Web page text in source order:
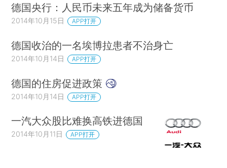
德国央行：人民币未来五年成为储备货币
2014年10月15日 APP打开
德国收治的一名埃博拉患者不治身亡
2014年10月14日 APP打开
德国的住房促进政策
2014年10月14日 APP打开
一汽大众股比难换高铁进德国
2014年10月11日 APP打开